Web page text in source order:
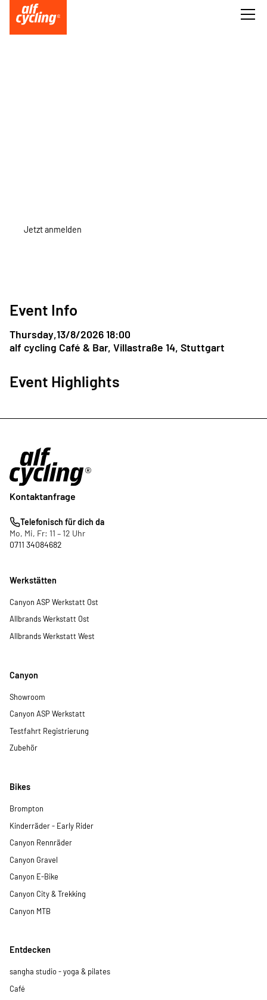
Jetzt anmelden
Event Info
Thursday,13/8/2026 18:00
alf cycling Café & Bar, Villastraße 14, Stuttgart
Event Highlights
Kontaktanfrage
Telefonisch für dich da
Mo, Mi, Fr: 11 – 12 Uhr
0711 34084682
Werkstätten
Canyon ASP Werkstatt Ost
Allbrands Werkstatt Ost
Allbrands Werkstatt West
Canyon
Showroom
Canyon ASP Werkstatt
Testfahrt Registrierung
Zubehör
Bikes
Brompton
Kinderräder - Early Rider
Canyon Rennräder
Canyon Gravel
Canyon E-Bike
Canyon City & Trekking
Canyon MTB
Entdecken
sangha studio - yoga & pilates
Café